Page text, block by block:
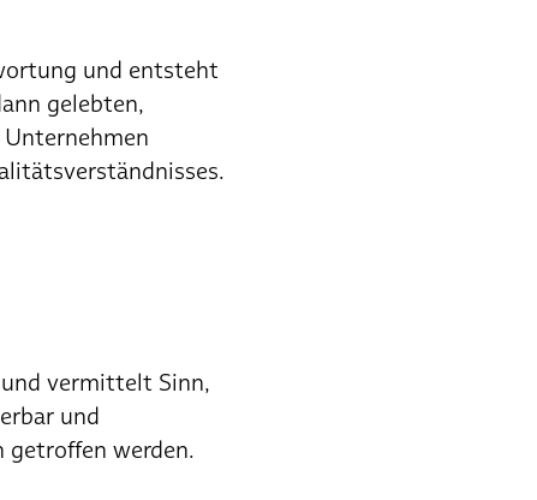
und entsteht
gelebten,
vermittelt Sinn,
und
werden.